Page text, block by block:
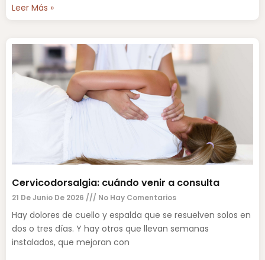
Leer Más »
Cervicodorsalgia: cuándo venir a consulta
21 De Junio De 2026 No Hay Comentarios
Hay dolores de cuello y espalda que se resuelven solos en
dos o tres días. Y hay otros que llevan semanas
instalados, que mejoran con